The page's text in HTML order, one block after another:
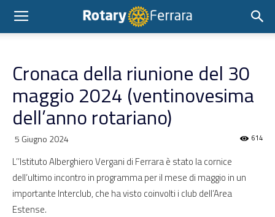
Cronaca della riunione del 30
maggio 2024 (ventinovesima
dell’anno rotariano)
5 Giugno 2024 614
L’’Istituto Alberghiero Vergani di Ferrara è stato la cornice
dell’ultimo incontro in programma per il mese di maggio in un
importante Interclub, che ha visto coinvolti i club dell’Area
Estense.